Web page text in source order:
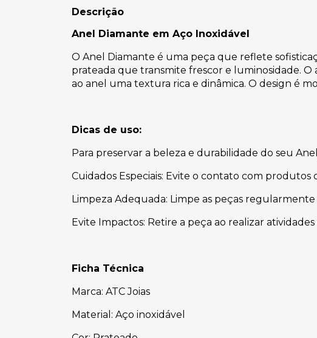
Descrição
Anel Diamante em Aço Inoxidável
O Anel Diamante é uma peça que reflete
prateada que transmite frescor e luminosidade.
ao anel uma textura rica e dinâmica. O design é
Dicas de uso:
Para preservar a beleza e durabilidade do seu
Cuidados Especiais: Evite o contato com
Limpeza Adequada: Limpe as peças
Evite Impactos: Retire a peça ao realizar
Ficha Técnica
Marca: ATC Joias
Material: Aço inoxidável